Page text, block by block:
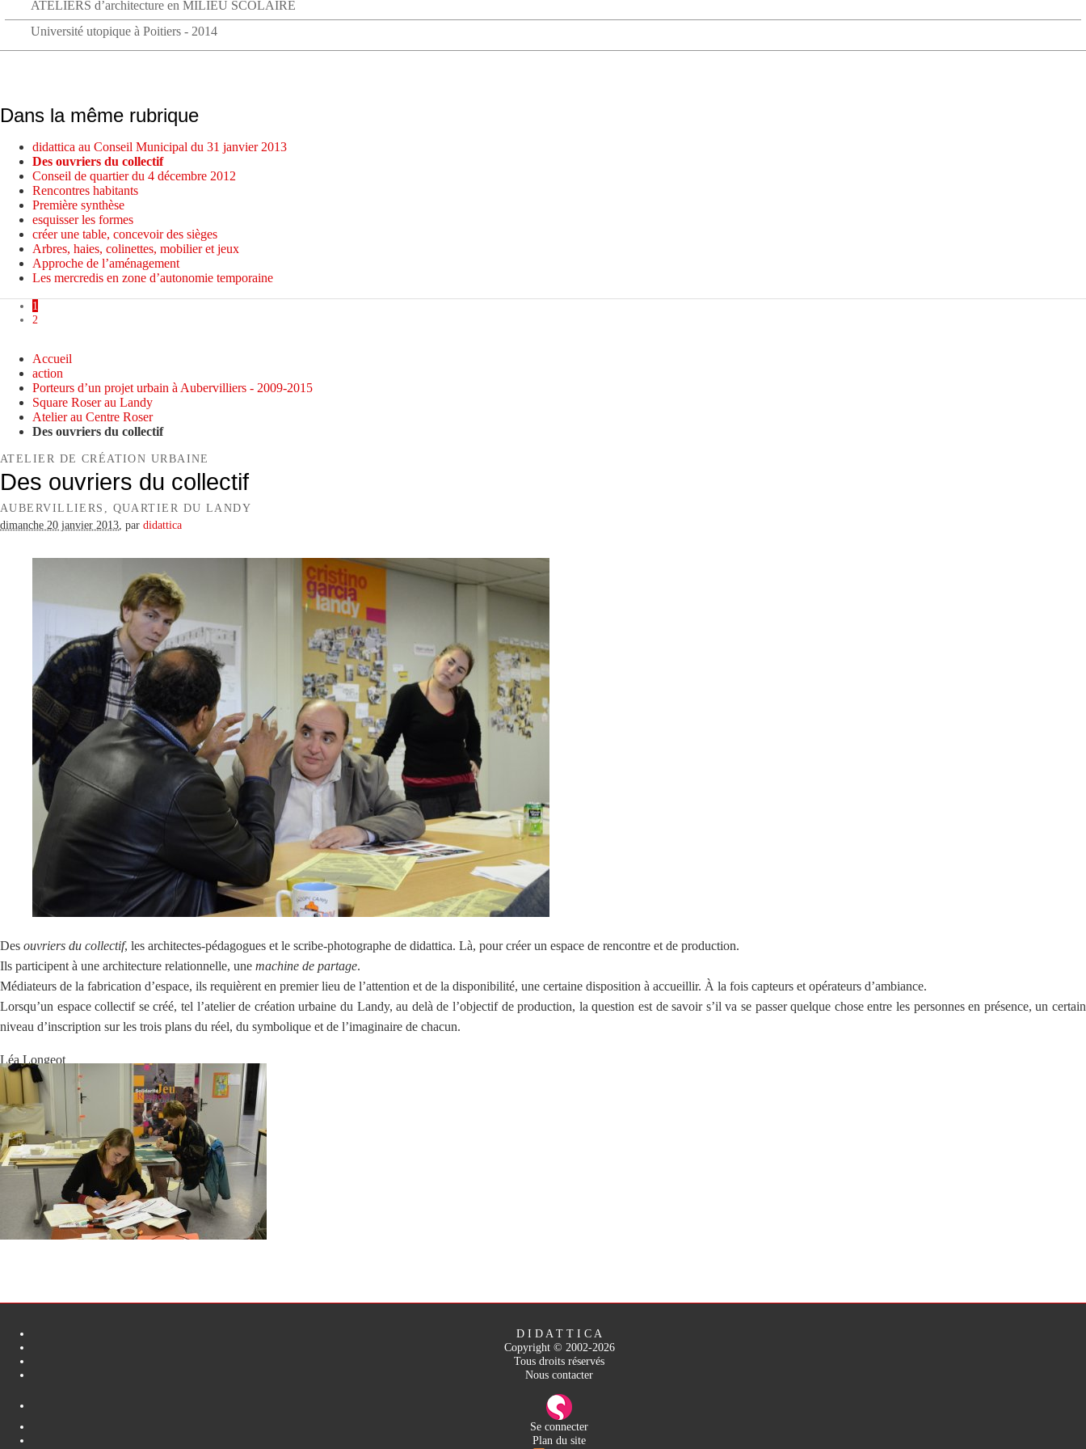
ATELIERS d’architecture en MILIEU SCOLAIRE
Université utopique à Poitiers - 2014
Dans la même rubrique
didattica au Conseil Municipal du 31 janvier 2013
Des ouvriers du collectif
Conseil de quartier du 4 décembre 2012
Rencontres habitants
Première synthèse
esquisser les formes
créer une table, concevoir des sièges
Arbres, haies, colinettes, mobilier et jeux
Approche de l’aménagement
Les mercredis en zone d’autonomie temporaine
1
2
Accueil
action
Porteurs d’un projet urbain à Aubervilliers - 2009-2015
Square Roser au Landy
Atelier au Centre Roser
Des ouvriers du collectif
ATELIER DE CRÉATION URBAINE
Des ouvriers du collectif
AUBERVILLIERS, QUARTIER DU LANDY
dimanche 20 janvier 2013, par didattica
Des ouvriers du collectif, les architectes-pédagogues et le scribe-photographe de didattica. Là, pour créer un espace de rencontre et de production.
Ils participent à une architecture relationnelle, une machine de partage.
Médiateurs de la fabrication d’espace, ils requièrent en premier lieu de l’attention et de la disponibilité, une certaine disposition à accueillir. À la fois capteurs et opérateurs d’ambiance.
Lorsqu’un espace collectif se créé, tel l’atelier de création urbaine du Landy, au delà de l’objectif de production, la question est de savoir s’il va se passer quelque chose entre les personnes en présence, un certain
niveau d’inscription sur les trois plans du réel, du symbolique et de l’imaginaire de chacun.
Léa Longeot
D I D A T T I C A
Copyright © 2002-2026
Tous droits réservés
Nous contacter
Se connecter
Plan du site